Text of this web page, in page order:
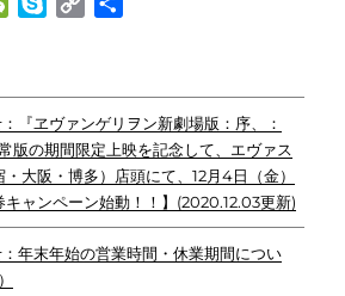
a
t
e
L
i
n
k
：『ヱヴァンゲリヲン新劇場版：序、：
版の期間限定上映を記念して、エヴァス
大阪・博多）店頭にて、12月4日（金）
キャンペーン始動！！】(2020.12.03更新)
：年末年始の営業時間・休業期間につい